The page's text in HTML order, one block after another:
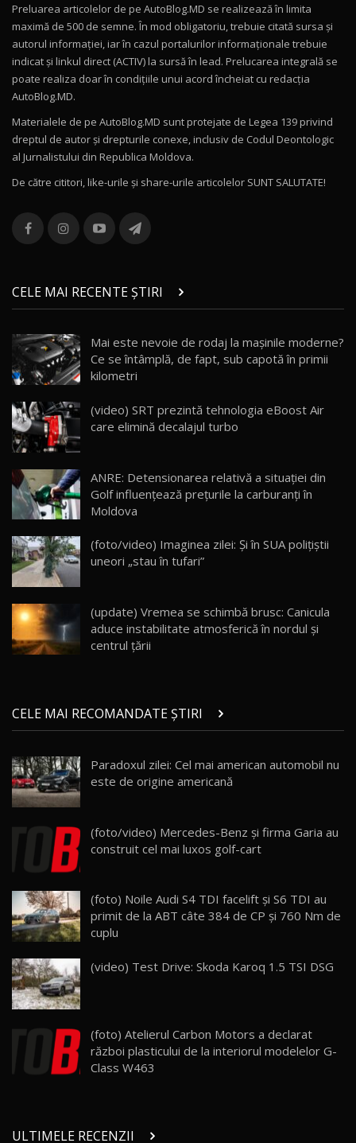
Mercedes-AMG E 53 HYBRID 4MATIC+ / Test
Drive AutoBlog.MD
16:27
11
Noul Volvo ES90 / Test Drive AutoBlog.MD
12
Noul MG HS / Test Drive AutoBlog.MD
16:48
13
combină aventura cu luxul / AutoBlog.MD
36:08
chinez care face lumea să se întoarcă după el
/ AutoBlog.MD
17:27
15 14:37
16
AutoBlogMD
13:10
17 20:06
Va fi modelul nr.1 BYD în Moldova? BYD Seal U
30:08
AutoBlog.MD
23:36
20
Noul ZEEKR 7X / Test Drive AutoBlog.MD
29:08
21
Micul BYD Dolphin Surf / Test Drive
AutoBlog.MD
16:59
22
Noua Mazda 6e / Test Drive AutoBlog.MD
26:59
Lynk & Co 01 / Test Drive AutoBlog.MD
25:19
24
ZEEKR 009: Cel mai Performant și Confortabil
Van Electric Testat în Moldova / AutoBlog.MD
26:38
25
mai Exclusiv și Puternic Defender Testat în
AutoBlog.MD
10:57
Noul Geely Monjaro 2025! Mai ieftin și mai
Preluarea articolelor de pe AutoBlog.MD se realizează în limita
maximă de 500 de semne. În mod obligatoriu, trebuie citată sursa și
autorul informației, iar în cazul portalurilor informaționale trebuie
indicat și linkul direct (ACTIV) la sursă în lead. Prelucarea integrală se
poate realiza doar în condițiile unui acord încheiat cu redacţia
AutoBlog.MD.
Materialele de pe AutoBlog.MD sunt protejate de Legea 139 privind
dreptul de autor și drepturile conexe, inclusiv de Codul Deontologic
al Jurnalistului din Republica Moldova.
De către cititori, like-urile şi share-urile articolelor SUNT SALUTATE!
CELE MAI RECENTE ȘTIRI
Mai este nevoie de rodaj la mașinile moderne?
Ce se întâmplă, de fapt, sub capotă în primii
kilometri
(video) SRT prezintă tehnologia eBoost Air
care elimină decalajul turbo
ANRE: Detensionarea relativă a situației din
Golf influențează prețurile la carburanți în
Moldova
(foto/video) Imaginea zilei: Și în SUA polițiștii
uneori „stau în tufari”
(update) Vremea se schimbă brusc: Canicula
aduce instabilitate atmosferică în nordul și
centrul țării
CELE MAI RECOMANDATE ȘTIRI
Paradoxul zilei: Cel mai american automobil nu
este de origine americană
(foto/video) Mercedes-Benz şi firma Garia au
construit cel mai luxos golf-cart
(foto) Noile Audi S4 TDI facelift şi S6 TDI au
primit de la ABT câte 384 de CP şi 760 Nm de
cuplu
(video) Test Drive: Skoda Karoq 1.5 TSI DSG
(foto) Atelierul Carbon Motors a declarat
război plasticului de la interiorul modelelor G-
Class W463
ULTIMELE RECENZII